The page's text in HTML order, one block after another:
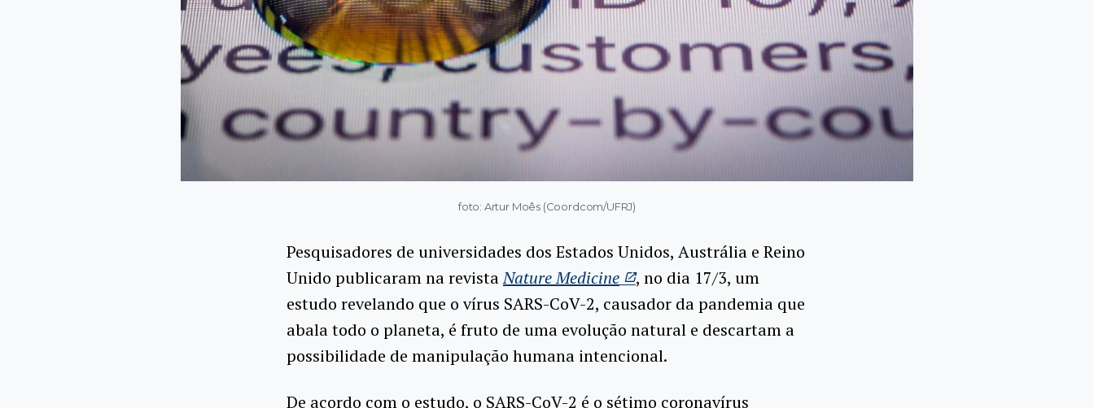
foto: Artur Moês (Coordcom/UFRJ)
Pesquisadores de universidades dos Estados Unidos, Austrália e Reino
Unido publicaram na revistaNature Medicine
, no dia 17/3, um
estudo revelando que o vírus SARS-CoV-2, causador da pandemia que
abala todo o planeta, é fruto de uma evolução natural e descartam a
possibilidade de manipulação humana intencional.
De acordo com o estudo, o SARS-CoV-2 é o sétimo coronavírus